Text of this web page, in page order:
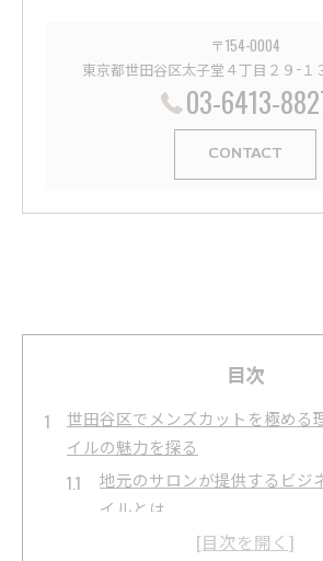
〒154-0004
東京都世田谷区太子堂４丁目２９−１
03-6413-
CONTACT
目次
世田谷区でメンズカットを極める
イルの魅力を探る
地元のサロンが提供するビジ
イルとは
メンズカットがビジネス成功